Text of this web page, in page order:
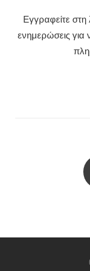
Εγγραφείτε
ενημερώσεις για